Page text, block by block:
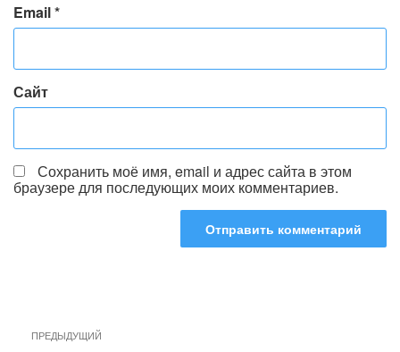
Email*
Сайт
Сохранить моё имя, email и адрес сайта в этом
браузере для последующих моих комментариев.
Предыдущая
ПРЕДЫДУЩИЙ